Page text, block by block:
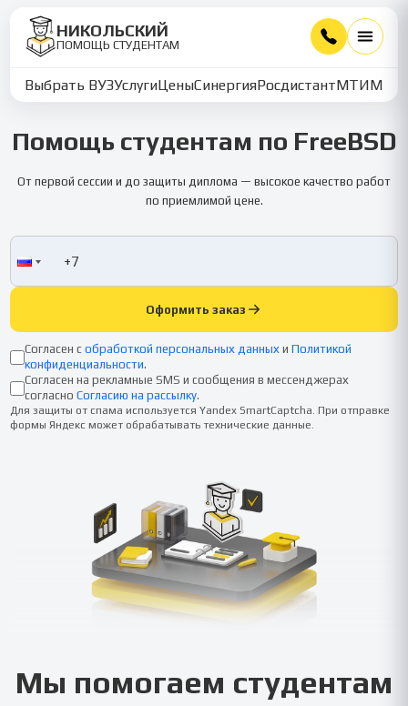
НИКОЛЬСКИЙ
ПОМОЩЬ СТУДЕНТАМ
Выбрать ВУЗУслугиЦеныСинергияРосдистантМТИММУ
Помощь студентам по FreeBSD
От первой сессии и до защиты диплома — высокое качество работ
по приемлимой цене.
Оформить заказ
Согласен с обработкой персональных данных и Политикой
конфиденциальности.
Согласен на рекламные SMS и сообщения в мессенджерах
согласно Согласию на рассылку.
Для защиты от спама используется Yandex SmartCaptcha. При отправке
формы Яндекс может обрабатывать технические данные.
Мы помогаем студентам